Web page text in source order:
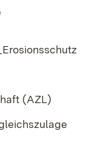
(AZL)